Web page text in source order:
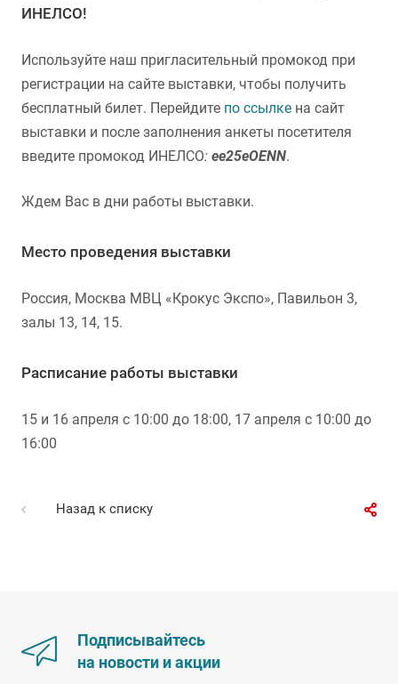
ИНЕЛСО!
Используйте наш пригласительный промокод при
регистрации на сайте выставки, чтобы получить
бесплатный билет. Перейдите по ссылке на сайт
выставки и после заполнения анкеты посетителя
введите промокод ИНЕЛСО: ee25eOENN.
Ждем Вас в дни работы выставки.
Место проведения выставки
Россия, Москва МВЦ «Крокус Экспо», Павильон 3,
залы 13, 14, 15.
Расписание работы выставки
15 и 16 апреля с 10:00 до 18:00, 17 апреля с 10:00 до
16:00
Назад к списку
Подписывайтесь
на новости и акции